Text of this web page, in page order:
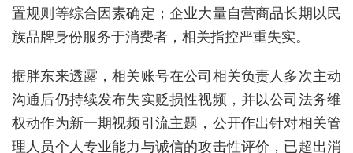
置规则等综合因素确定；企业大量自营商品长期以民
族品牌身份服务于消费者，相关指控严重失实。
据胖东来透露，相关账号在公司相关负责人多次主动
沟通后仍持续发布失实贬损性视频，并以公司法务维
权动作为新一期视频引流主题，公开作出针对相关管
理人员个人专业能力与诚信的攻击性评价，已超出消